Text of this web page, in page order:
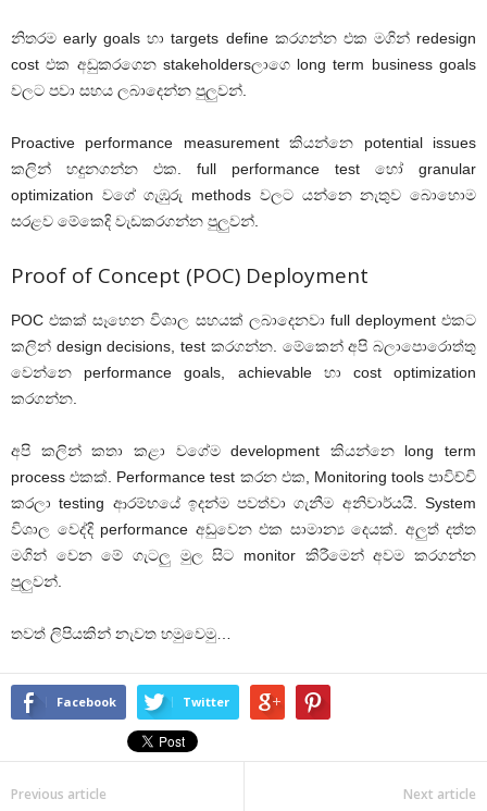
නිතරම early goals හා targets define කරගන්න එක මගින් redesign
cost එක අඩුකරගෙන stakeholdersලාගෙ long term business goals
වලට පවා සහය ලබාදෙන්න පුලුවන්.
Proactive performance measurement කියන්නෙ potential issues
කලින් හදුනගන්න එක. full performance test හෝ granular
optimization වගේ ගැඹුරු methods වලට යන්නෙ නැතුව බොහොම
සරළව මේකෙදි වැඩකරගන්න පුලුවන්.
Proof of Concept (POC) Deployment
POC එකක් සෑහෙන විශාල සහයක් ලබාදෙනවා full deployment එකට
කලින් design decisions, test කරගන්න. මේකෙන් අපි බලාපොරොත්තු
වෙන්නෙ performance goals, achievable හා cost optimization
කරගන්න.
අපි කලින් කතා කළා වගේම development කියන්නෙ long term
process එකක්. Performance test කරන එක, Monitoring tools පාවිච්චි
කරලා testing ආරම්භයේ ඉදන්ම පවත්වා ගැනීම අනිවාර්යයි. System
විශාල වෙද්දි performance අඩුවෙන එක සාමාන්‍ය දෙයක්. අලුත් දත්ත
මගින් වෙන මේ ගැටලු මුල සිට monitor කිරීමෙන් අවම කරගන්න
පුලුවන්.
තවත් ලිපියකින් නැවත හමුවෙමු…
Facebook Twitter
Previous article Next article